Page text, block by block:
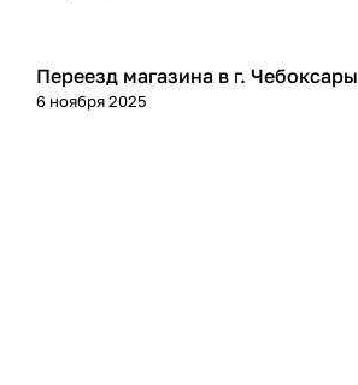
Переезд магазина в г. Чебоксары
6 ноября 2025